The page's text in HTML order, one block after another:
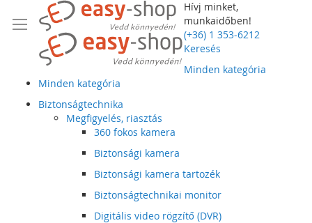
Hívj minket,
munkaidőben!
(+36) 1 353-6212
Keresés
Minden kategória
Minden kategória
Biztonságtechnika
Megfigyelés, riasztás
360 fokos kamera
Biztonsági kamera
Biztonsági kamera tartozék
Biztonságtechnikai monitor
Digitális video rögzítő (DVR)